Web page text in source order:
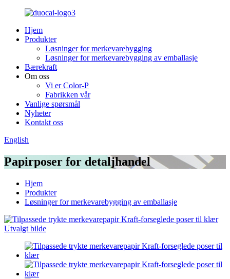
Hjem
Produkter
Løsninger for merkevarebygging
Løsninger for merkevarebygging av emballasje
Bærekraft
Om oss
Vi er Color-P
Fabrikken vår
Vanlige spørsmål
Nyheter
Kontakt oss
English
Papirposer for detaljhandel
Hjem
Produkter
Løsninger for merkevarebygging av emballasje